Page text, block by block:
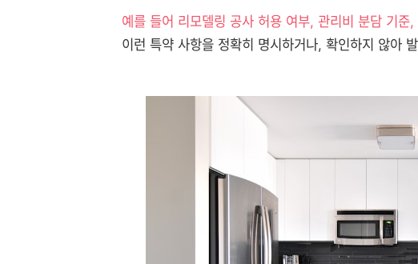
예를 들어 리모델링 공사 허용 여부, 관리비 분담 기준
이런 특약 사항을 정확히 명시하거나, 확인하지 않아